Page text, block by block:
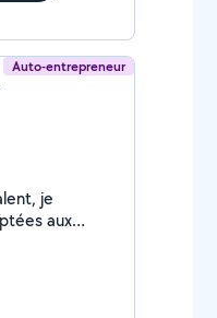
Auto-entrepreneur
je
aux